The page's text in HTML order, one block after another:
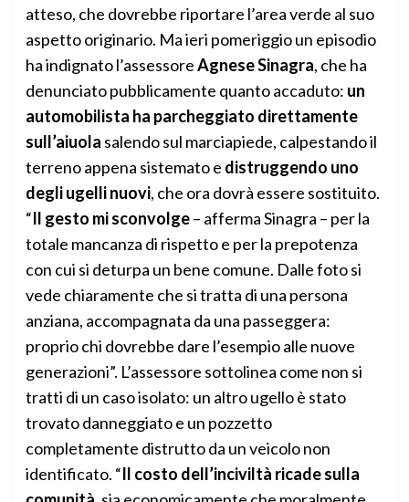
atteso, che dovrebbe riportare l’area verde al suo
aspetto originario. Ma ieri pomeriggio un episodio
ha indignato l’assessoreAgnese Sinagra, che ha
denunciato pubblicamente quanto accaduto: un
automobilista ha parcheggiato direttamente
sull’aiuola salendo sul marciapiede, calpestando il
terreno appena sistemato e distruggendo uno
degli ugelli nuovi, che ora dovrà essere sostituito.
“Il gesto mi sconvolge– afferma Sinagra – per la
totale mancanza di rispetto e per la prepotenza
con cui si deturpa un bene comune. Dalle foto si
vede chiaramente che si tratta di una persona
anziana, accompagnata da una passeggera:
proprio chi dovrebbe dare l’esempio alle nuove
generazioni”. L’assessore sottolinea come non si
tratti di un caso isolato: un altro ugello è stato
trovato danneggiato e un pozzetto
completamente distrutto da un veicolo non
identificato. “Il costo dell’inciviltà ricade sulla